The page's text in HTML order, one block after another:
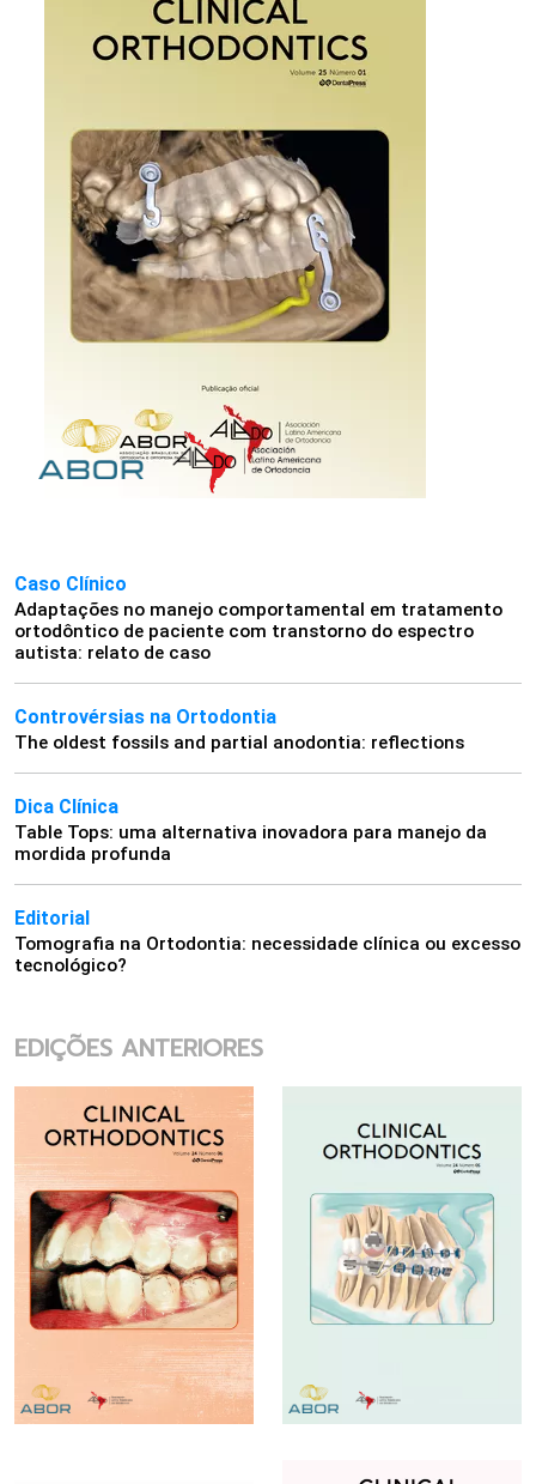
Caso Clínico
Adaptações no manejo comportamental em tratamento
ortodôntico de paciente com transtorno do espectro
autista: relato de caso
Controvérsias na Ortodontia
The oldest fossils and partial anodontia: reflections
Dica Clínica
Table Tops: uma alternativa inovadora para manejo da
mordida profunda
Editorial
Tomografia na Ortodontia: necessidade clínica ou excesso
tecnológico?
EDIÇÕES ANTERIORES